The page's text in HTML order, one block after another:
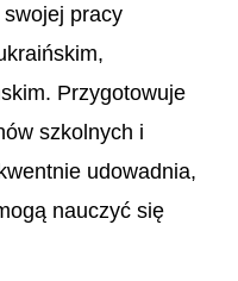
pracy
Przygotowuje
szkolnych i
udowadnia,
nauczyć się